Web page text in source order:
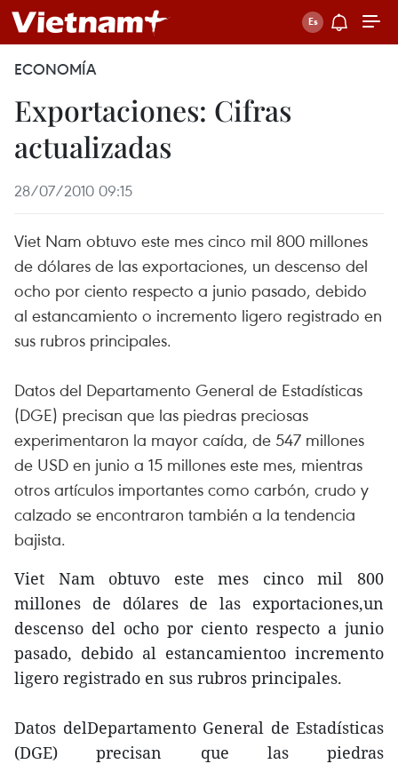
ECONOMÍA
Exportaciones: Cifras
actualizadas
28/07/2010 09:15
Viet Nam obtuvo este mes cinco mil 800 millones
de dólares de las exportaciones, un descenso del
ocho por ciento respecto a junio pasado, debido
al estancamiento o incremento ligero registrado en
sus rubros principales.
Datos del Departamento General de Estadísticas
(DGE) precisan que las piedras preciosas
experimentaron la mayor caída, de 547 millones
de USD en junio a 15 millones este mes, mientras
otros artículos importantes como carbón, crudo y
calzado se encontraron también a la tendencia
bajista.
Viet Nam obtuvo este mes cinco mil 800
millones de dólares de las exportaciones,un
descenso del ocho por ciento respecto a junio
pasado, debido al estancamientoo incremento
ligero registrado en sus rubros principales.
Datos delDepartamento General de Estadísticas
(DGE) precisan que las piedras